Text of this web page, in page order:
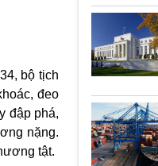
bộ tịch
đeo
đập phá,
nặng.
tật.